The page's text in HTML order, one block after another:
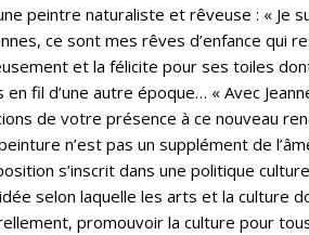
peintre naturaliste et rêveuse : « Je
ce sont mes rêves d’enfance qui
et la félicite pour ses toiles
fil d’une autre époque… « Avec
de votre présence à ce nouveau
n’est pas un supplément de
s’inscrit dans une politique
selon laquelle les arts et la culture
promouvoir la culture pour